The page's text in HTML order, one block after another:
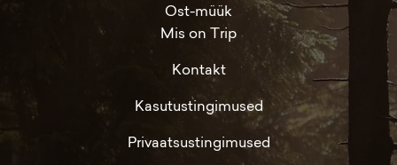
Ost-müük
Mis on Trip
Kontakt
Kasutustingimused
Privaatsustingimused